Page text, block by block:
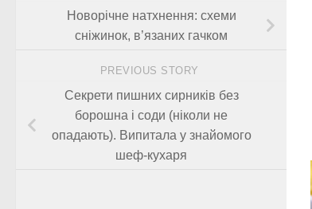
Новорічне натхнення: схеми
сніжинок, в’язаних гачком
PREVIOUS STORY
Секрети пишних сирників без
борошна і соди (ніколи не
опадають). Випитала у знайомого
шеф-кухаря